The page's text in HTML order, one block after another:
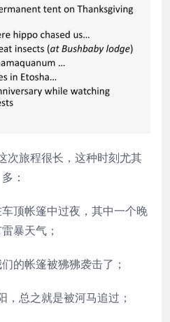
次旅程很长，这种时刻尤其
多：
顶帐篷中过夜，其中一个晚
暴天气；
的帐篷被狒狒袭击了；
，总之就是被河马追过；